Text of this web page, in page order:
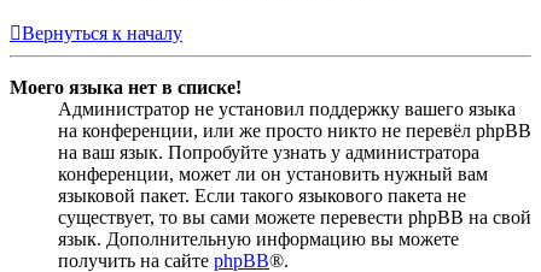
Вернуться к началу
Моего языка нет в списке!
Администратор не установил поддержку вашего языка
на конференции, или же просто никто не перевёл phpBB
на ваш язык. Попробуйте узнать у администратора
конференции, может ли он установить нужный вам
языковой пакет. Если такого языкового пакета не
существует, то вы сами можете перевести phpBB на свой
язык. Дополнительную информацию вы можете
получить на сайте phpBB®.